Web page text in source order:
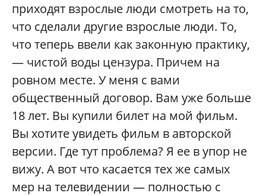
приходят взрослые люди смотреть на то,
что сделали другие взрослые люди. То,
что теперь ввели как законную практику,
— чистой воды цензура. Причем на
ровном месте. У меня с вами
общественный договор. Вам уже больше
18 лет. Вы купили билет на мой фильм.
Вы хотите увидеть фильм в авторской
версии. Где тут проблема? Я ее в упор не
вижу. А вот что касается тех же самых
мер на телевидении — полностью с